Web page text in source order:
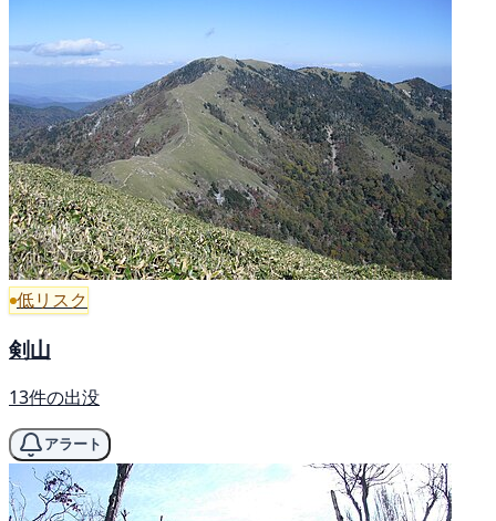
低リスク
剣山
13件の出没
アラート